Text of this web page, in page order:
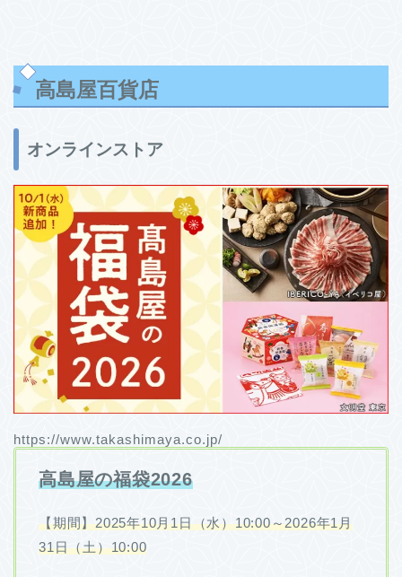
高島屋百貨店
オンラインストア
https://www.takashimaya.co.jp/
高島屋の福袋2026
【期間】2025年10月1日（水）10:00～2026年1月
31日（土）10:00